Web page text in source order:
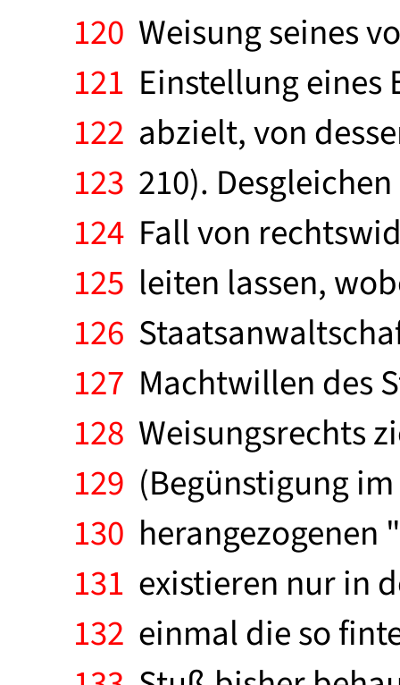
120 Weisung seines
121 Einstellung
122 abzielt, von
123 210).
124 Fall von
125 leiten lassen,
126
127 Machtwillen des
128 Weisungsrechts
129 (Begünstigung
130
131 existieren nur in
132 einmal die so